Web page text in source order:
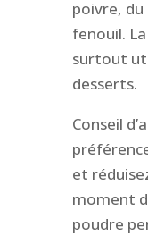
poivre,
fenouil.
surtout
desserts.
Conseil
et
moment
poudre